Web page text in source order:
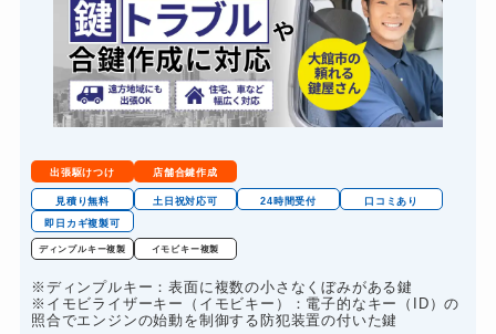
8,800円～(税込)
金庫カギ開け 14,300円～(税込)
金庫カギ交換 11,000円～(税込)
ロッカーカギ開け 8,800円～(税込)
ドアノブカギ開け
ドアノブカギ作成 8,800円～(税込)
ドアノブカギ交換
出張駆けつけ 店舗合鍵作成
見積り無料 土日祝対応可 24時間受付
口コミあり
即日カギ複製可
ディンプルキー複製 イモビキー複製
※ディンプルキー：表面に複数の小さなくぼみがある鍵
※イモビライザーキー（イモビキー）：電子的なキー（ID）の
照合でエンジンの始動を制御する防犯装置の付いた鍵